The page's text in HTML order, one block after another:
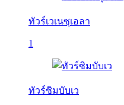
ทัวร์เวเนซุเอลา
1
ทัวร์ซิมบับเว